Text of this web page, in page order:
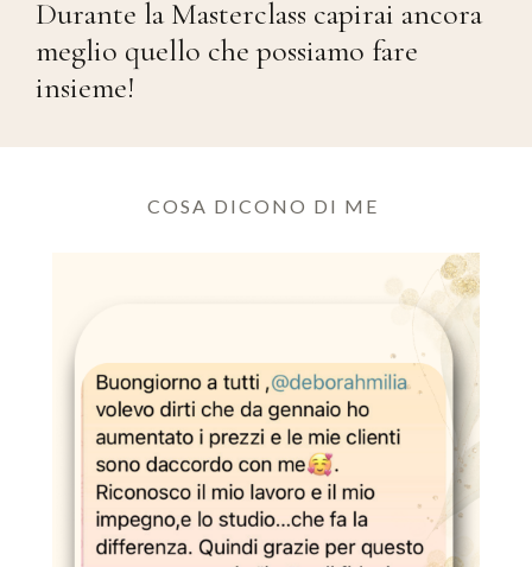
Durante la Masterclass capirai ancora
meglio quello che possiamo fare
insieme!
COSA DICONO DI ME